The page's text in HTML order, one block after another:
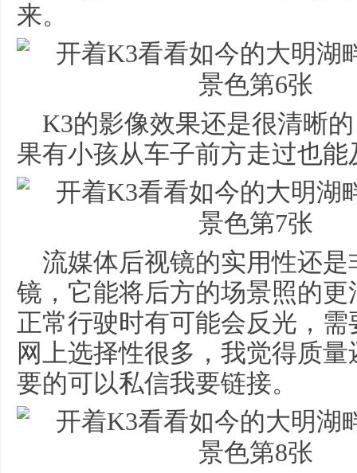
来。
K3的影像效果还是很清晰
果有小孩从车子前方走过也能
流媒体后视镜的实用性还
镜，它能将后方的场景照的
正常行驶时有可能会反光，
网上选择性很多，我觉得质
要的可以私信我要链接。